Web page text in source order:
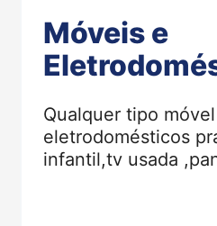
Móveis e
Qualquer tipo
eletrodomésticos
infantil,tv usada